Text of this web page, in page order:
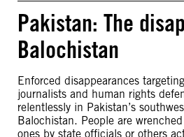
Pakistan: The
Balochistan
Enforced disappearances
journalists and human rights
relentlessly in Pakistan’s
Balochistan. People are
ones by state officials or others